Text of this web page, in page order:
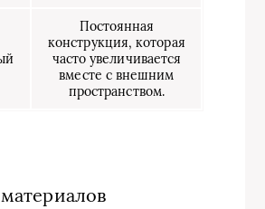
Постоянная
конструкция, которая
часто увеличивается
вместе с внешним
пространством.